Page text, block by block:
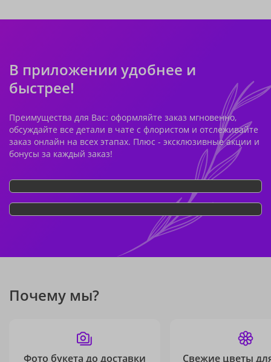
В приложении удобнее и
быстрее!
Преимущества для Вас: оформляйте заказ мгновенно,
обсуждайте все детали в чате с флористом и отслеживайте
заказ онлайн на всех этапах. Плюс - эксклюзивные акции и
бонусы за каждый заказ!
Почему мы?
Фото букета до доставки
Свежие цветы